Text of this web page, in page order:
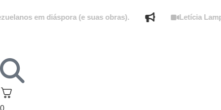
em diáspora (e suas obras). Letícia
0